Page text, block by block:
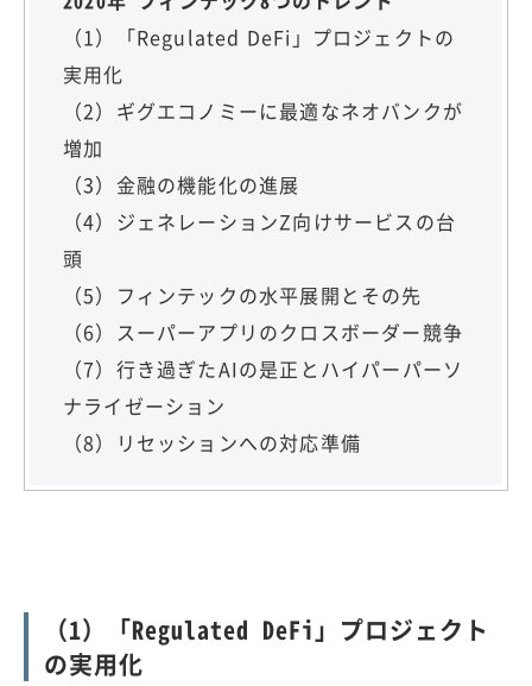
（1）「Regulated DeFi」プロジェクトの
実用化
（2）ギグエコノミーに最適なネオバンクが
増加
（3）金融の機能化の進展
（4）ジェネレーションZ向けサービスの台
頭
（5）フィンテックの水平展開とその先
（6）スーパーアプリのクロスボーダー競争
（7）行き過ぎたAIの是正とハイパーパーソ
ナライゼーション
（8）リセッションへの対応準備
（1）「Regulated DeFi」プロジェクト
の実用化